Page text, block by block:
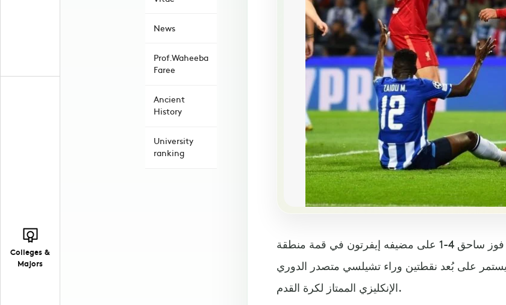
Colleges &
Majors
News
Prof.Waheeba
Faree
Ancient
History
University
ranking
أحرز محمد صلاح هدفين ليقود ليفربول إلى فوز ساحق 4-1 على مضيفه إيفرتون في قمة منطقة
على بُعد نقطتين وراء تشيلسي متصدر الدوري
الإنكليزي الممتاز لكرة القدم.